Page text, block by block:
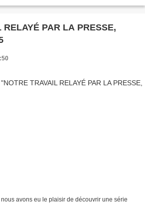
RELAYÉ PAR LA PRESSE,
avons eu le plaisir de découvrir une série